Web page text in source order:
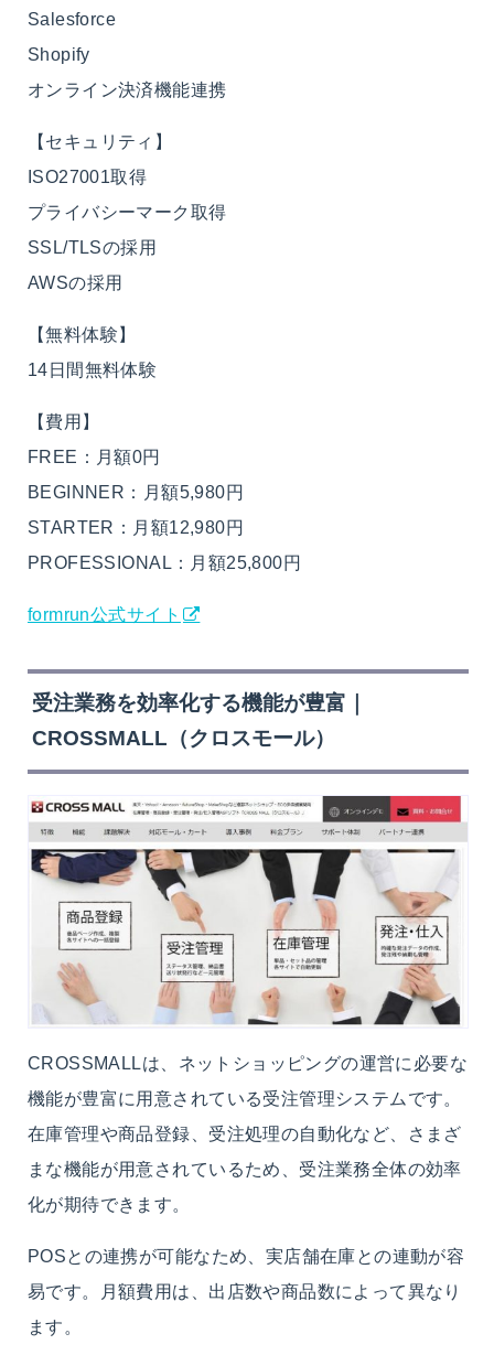
Salesforce
Shopify
オンライン決済機能連携
【セキュリティ】
ISO27001取得
プライバシーマーク取得
SSL/TLSの採用
AWSの採用
【無料体験】
14日間無料体験
【費用】
FREE：月額0円
BEGINNER：月額5,980円
STARTER：月額12,980円
PROFESSIONAL：月額25,800円
formrun公式サイト
受注業務を効率化する機能が豊富｜
CROSSMALL（クロスモール）
CROSSMALLは、ネットショッピングの運営に必要な
機能が豊富に用意されている受注管理システムです。
在庫管理や商品登録、受注処理の自動化など、さまざ
まな機能が用意されているため、受注業務全体の効率
化が期待できます。
POSとの連携が可能なため、実店舗在庫との連動が容
易です。月額費用は、出店数や商品数によって異なり
ます。